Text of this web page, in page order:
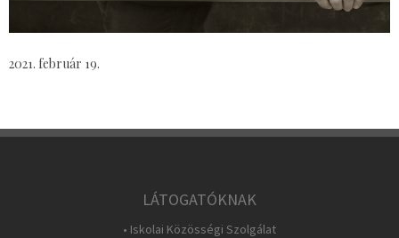
2021. február 19.
LÁTOGATÓKNAK
• Iskolai Közösségi Szolgálat